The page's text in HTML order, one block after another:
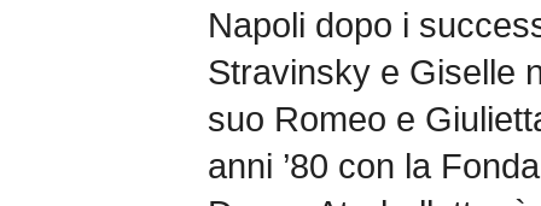
Napoli dopo i
Stravinsky e Giselle
suo Romeo e
anni ’80 con la